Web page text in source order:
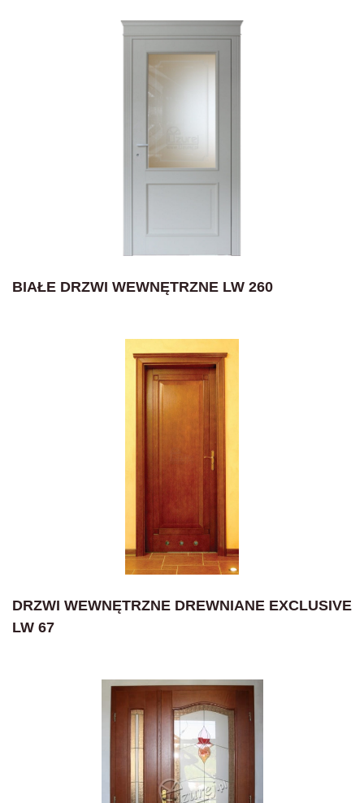
BIAŁE DRZWI WEWNĘTRZNE LW 260
DRZWI WEWNĘTRZNE DREWNIANE EXCLUSIVE
LW 67